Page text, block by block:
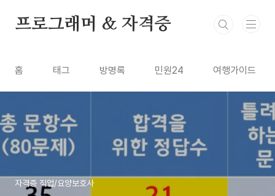
프로그래머 & 자격증
홈 태그 방명록 민원24 여행가이드
자격증 직업/요양보호사